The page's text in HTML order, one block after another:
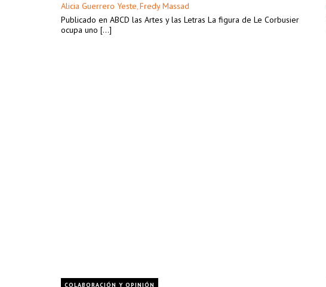
Alicia Guerrero Yeste, Fredy Massad
Publicado en ABCD las Artes y las Letras La figura de Le Corbusier
ocupa uno [...]
COLABORACIÓN Y OPINIÓN